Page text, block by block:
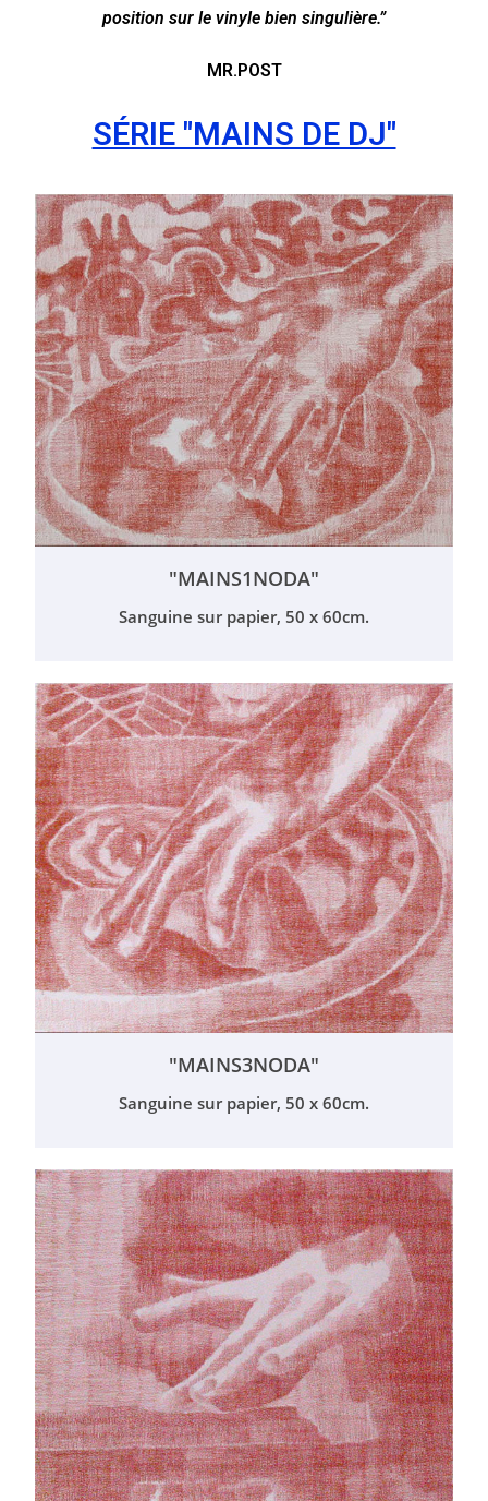
position sur le vinyle bien singulière.”
MR.POST
SÉRIE "MAINS DE DJ"
"MAINS1NODA"
Sanguine sur papier, 50 x 60cm.
"MAINS3NODA"
Sanguine sur papier, 50 x 60cm.